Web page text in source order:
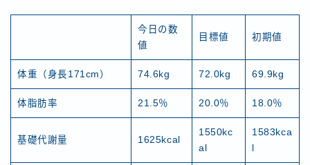
今日の数
値
目標値 初期値
体重（身長171cm） 74.6kg 72.0kg 69.9kg
体脂肪率 21.5％ 20.0％ 18.0％
基礎代謝量 1625kcal
1550kc
al
1583kca